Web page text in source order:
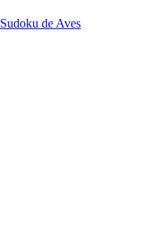
Sudoku de Aves